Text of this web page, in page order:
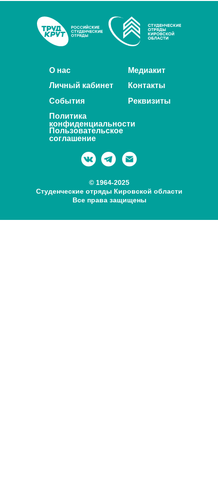
© 1964-2025
Студенческие отряды Кировской области
Все права защищены
О нас
Контакты
События
Реквизиты
Личный кабинет
Медиакит
Пользовательское
соглашение
Политика
конфиденциальности